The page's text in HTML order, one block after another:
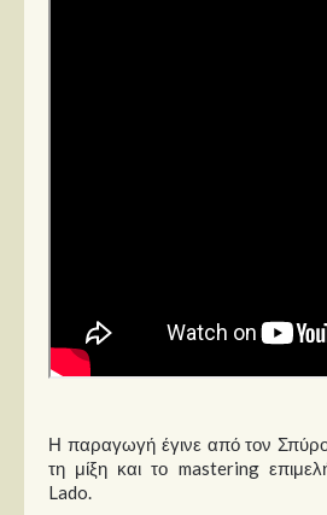
Η παραγωγή έγινε από τον
τη μίξη και το mastering
Lado.